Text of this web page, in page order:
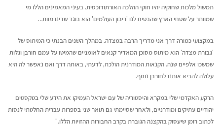
תמשול מלכות שחוקיה יהיו חוקי ההלכה האורתודוכסית. בעיני המאמינים הללו מי
שמוותר על שטחי הארץ שהבטיח לנו 'ריבון העולמים' הוא בוגד שדינו מוות…
במקצועי כמורה דרך אני מדריך הרבה במצדה. במהלך השנים הבנתי כי המיתוס של
'גבורת מצדה' הוא מיתוס מסוכן המאדיר קנאים לאומניים שהמיטו על עמם חורבן וגלות
שמשכו אלפיים שנה. הקנאות המודרנית הולכת, לדעתי, באותה דרך ואם נאפשר לה היא
עלולה להביא אותנו לחורבן נוסף.
הרקע האקדמי שלי במקרא והיסטוריה של עם ישראל העמיקו את הידע שלי בטקסטים
יהודיים עתיקים ומודרניים, ולאחר שסיימתי גם תואר שני בספרות עברית החלטתי לנסות
לכתוב רומן שיעסוק בהקצנה הגוברת בקרב החבורות ההזויות הללו."